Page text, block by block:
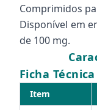
Comprimidos
Disponível em
de 100 mg.
Ficha Técnica
Item